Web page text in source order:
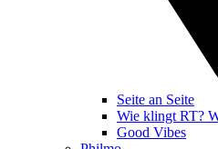
Seite an Seite
Wie klingt RT?
Good Vibes